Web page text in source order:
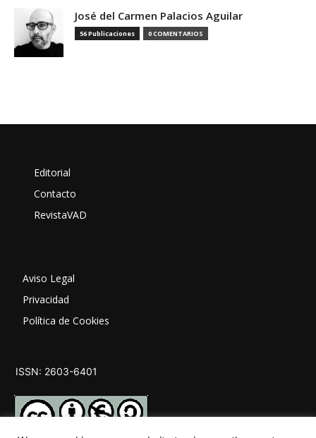
José del Carmen Palacios Aguilar
56 Publicaciones 0 COMENTARIOS
Editorial
Contacto
RevistaVAD
Aviso Legal
Privacidad
Política de Cookies
ISSN: 2603-6401